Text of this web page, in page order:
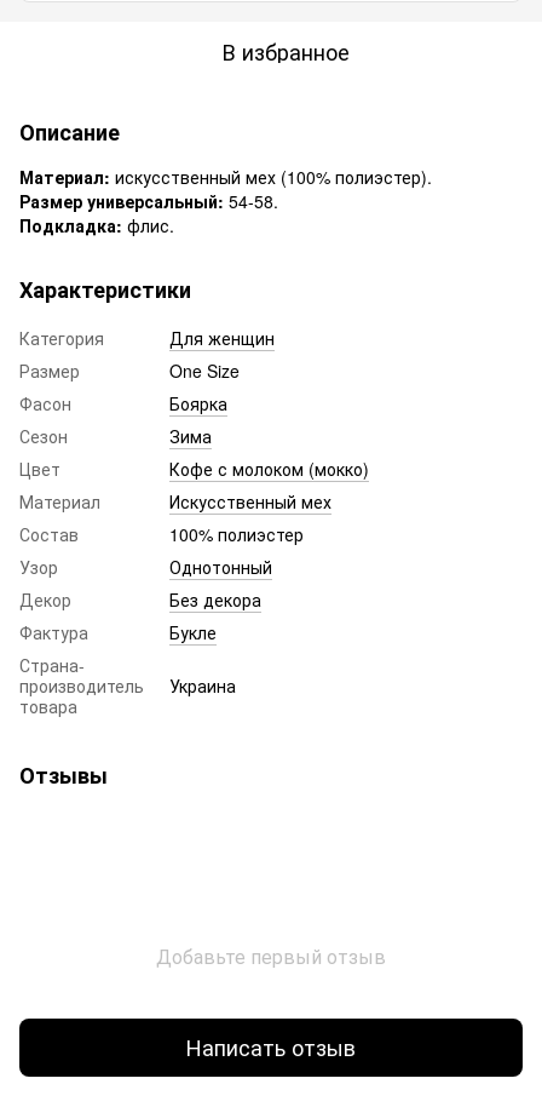
В избранное
Описание
Материал: искусственный мех (100% полиэстер).
Размер универсальный: 54-58.
Подкладка: флис.
Характеристики
Категория
Для женщин
Размер
One Size
Фасон
Боярка
Сезон
Зима
Цвет
Кофе с молоком (мокко)
Материал
Искусственный мех
Состав
100% полиэстер
Узор
Однотонный
Декор
Без декора
Фактура
Букле
Страна-
производитель
товара
Украина
Отзывы
Добавьте первый отзыв
Написать отзыв